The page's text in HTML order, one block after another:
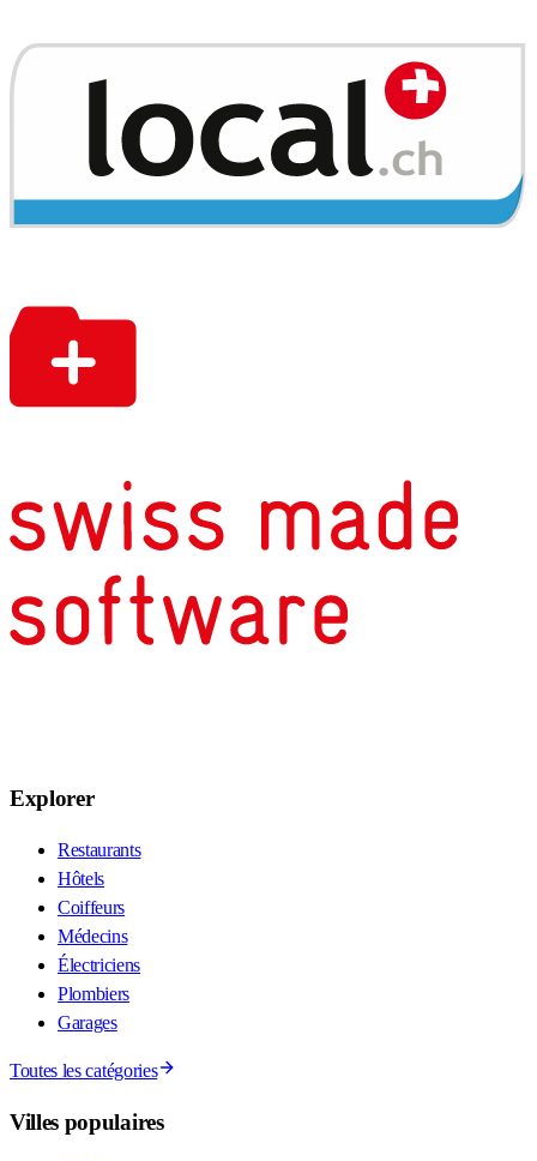
Explorer
Restaurants
Hôtels
Coiffeurs
Médecins
Électriciens
Plombiers
Garages
Toutes les catégories
Villes populaires